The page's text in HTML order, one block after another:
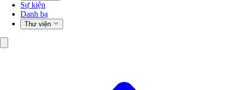
Sự kiện
Danh bạ
Thư viện